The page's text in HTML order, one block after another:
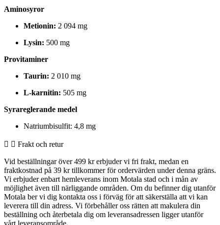
Aminosyror
Metionin: 2 094 mg
Lysin: 500 mg
Provitaminer
Taurin: 2 010 mg
L-karnitin: 505 mg
Syrareglerande medel
Natriumbisulfit: 4,8 mg
Frakt och retur
Vid beställningar över 499 kr erbjuder vi fri frakt, medan en
fraktkostnad på 39 kr tillkommer för ordervärden under denna gräns.
Vi erbjuder enbart hemleverans inom Motala stad och i mån av
möjlighet även till närliggande områden. Om du befinner dig utanför
Motala ber vi dig kontakta oss i förväg för att säkerställa att vi kan
leverera till din adress. Vi förbehåller oss rätten att makulera din
beställning och återbetala dig om leveransadressen ligger utanför
vårt leveransområde.